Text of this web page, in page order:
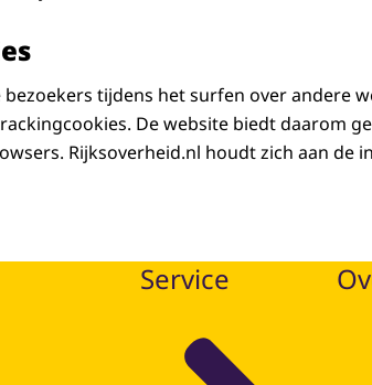
tijdens het surfen over andere
De website biedt daarom
Rijksoverheid.nl houdt zich aan de
Service